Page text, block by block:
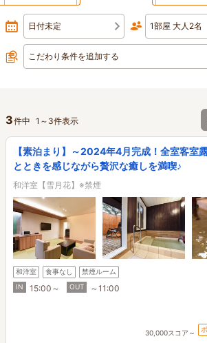
日付未定 1部屋 大人2名
こだわり条件を追加する
3件中 1 ～ 3件表示
【素泊まり】～2024年4月完成！全室客室
とときを感じながら贅沢な癒しを満喫♪
和洋室【雪月花】※禁煙
和洋室 食事なし
禁煙ルーム
IN
15:00～ OUT ～11:00
30,000スコア～